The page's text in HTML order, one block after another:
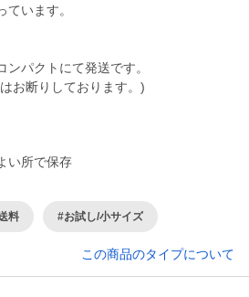
います。
パクトにて発送です。
お断りしております。)
い所で保存
料 #お試し/小サイズ
この商品のタイプについて